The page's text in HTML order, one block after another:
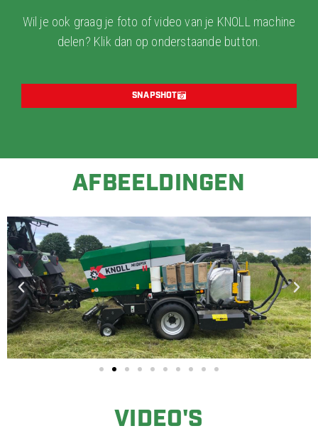
Wil je ook graag je foto of video van je KNOLL machine
delen? Klik dan op onderstaande button.
SNAPSHOT
AFBEELDINGEN
VIDEO'S